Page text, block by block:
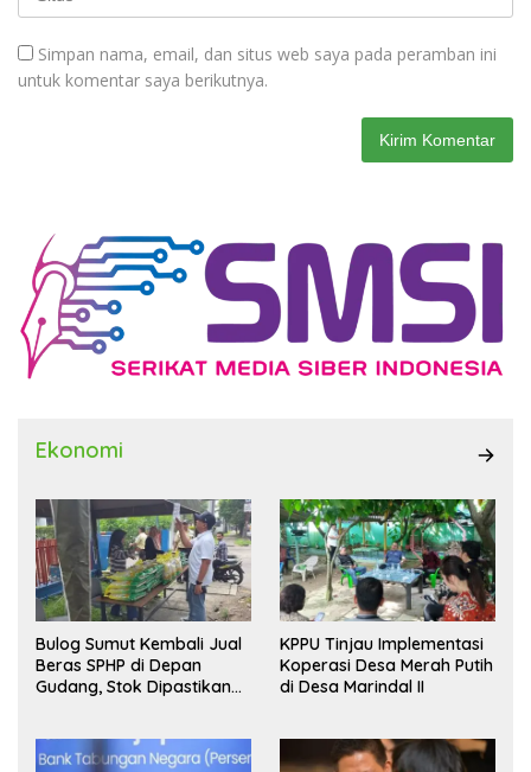
Simpan nama, email, dan situs web saya pada peramban ini
untuk komentar saya berikutnya.
Ekonomi
Bulog Sumut Kembali Jual
Beras SPHP di Depan
Gudang, Stok Dipastikan
KPPU Tinjau Implementasi
Koperasi Desa Merah Putih
di Desa Marindal II